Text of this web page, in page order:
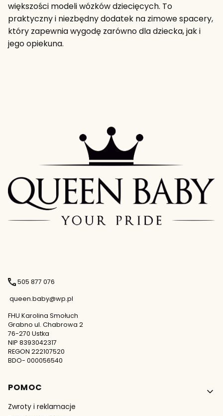
większości modeli wózków dziecięcych. To
praktyczny i niezbędny dodatek na zimowe spacery,
który zapewnia wygodę zarówno dla dziecka, jak i
jego opiekuna.
505 877 076
queen.baby@wp.pl
FHU Karolina Smołuch
Grabno ul. Chabrowa 2
76-270 Ustka
NIP 8393042317
REGON 222107520
BDO- 000056540
Linki w stopce
POMOC
Zwroty i reklamacje